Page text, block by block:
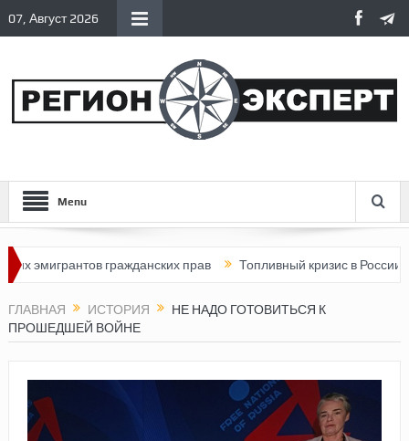
07, Август 2026
Menu
гражданских прав Топливный кризис в России
ГЛАВНАЯ ИСТОРИЯ
НЕ НАДО ГОТОВИТЬСЯ К
ПРОШЕДШЕЙ ВОЙНЕ